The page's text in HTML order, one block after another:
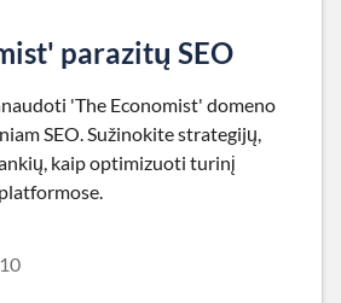
parazitų SEO
'The Economist' domeno
SEO. Sužinokite strategijų,
kaip optimizuoti turinį